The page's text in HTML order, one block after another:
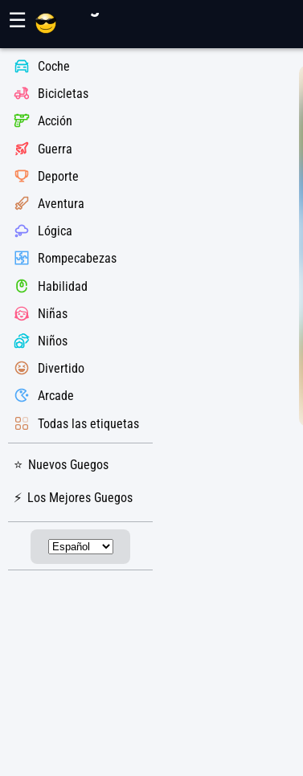
☰
Coche
Bicicletas
Acción
Guerra
Deporte
Aventura
Lógica
Rompecabezas
Habilidad
Niñas
Niños
Divertido
Arcade
Todas las etiquetas
Nuevos Guegos
Los Mejores Guegos